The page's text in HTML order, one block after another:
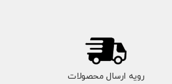
رویه ارسال محصولات